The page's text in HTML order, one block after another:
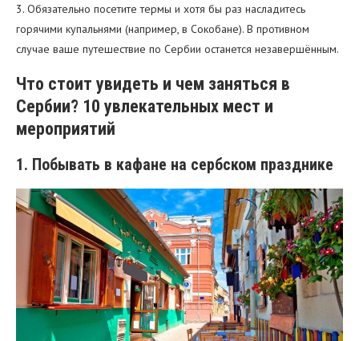
3. Обязательно посетите термы и хотя бы раз насладитесь
горячими купальнями (например, в Сокобане). В противном
случае ваше путешествие по Сербии останется незавершённым.
Что стоит увидеть и чем заняться в
Сербии? 10 увлекательных мест и
мероприятий
1. Побывать в кафане на сербском празднике